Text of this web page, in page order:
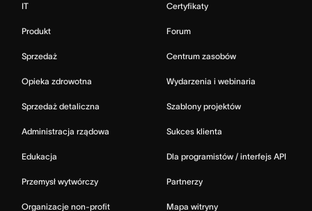
IT
Produkt
Sprzedaż
Opieka zdrowotna
Sprzedaż detaliczna
Administracja rządowa
Edukacja
Przemysł wytwórczy
Organizacje non-profit
Certyfikaty
Forum
Centrum zasobów
Wydarzenia i webinaria
Szablony projektów
Sukces klienta
Dla programistów / interfejs API
Partnerzy
Mapa witryny